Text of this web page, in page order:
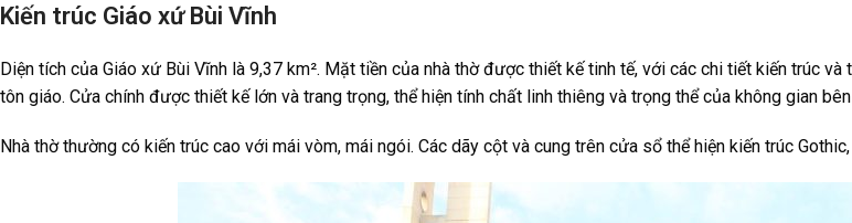
Kiến trúc Giáo xứ Bùi Vĩnh
Diện tích của Giáo xứ Bùi Vĩnh là 9,37 km². Mặt tiền của nhà thờ được thiết kế tinh tế, với các chi tiết kiến trúc
tôn giáo. Cửa chính được thiết kế lớn và trang trọng, thể hiện tính chất linh thiêng và trọng thể của không gian
Nhà thờ thường có kiến trúc cao với mái vòm, mái ngói. Các dãy cột và cung trên cửa sổ thể hiện kiến trúc